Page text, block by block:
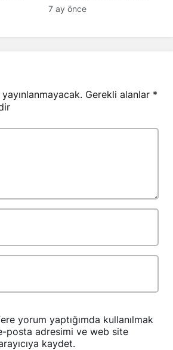
Geçti
7 ay önce
Gerekli alanlar *
yorum yaptığımda kullanılmak
posta adresimi ve web site
kaydet.